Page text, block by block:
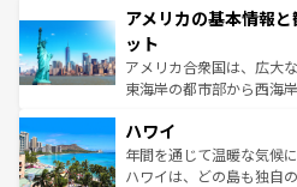
ンツ一覧を参照してほし
の建物がそのまま残る町
博物館もあり、アルプス
ことができる。国民の所
者向けの交通パス提供の
着のスイス情報は
アメリカの基本情報
ット
アメリカ合衆国は、広大
東海岸の都市部から西海
のような巨大都市は、観
ンメントが詰まった刺激
西部には大自然が広がり
ハワイ
年間を通じて温暖な気候
ハワイは、どの島も独自